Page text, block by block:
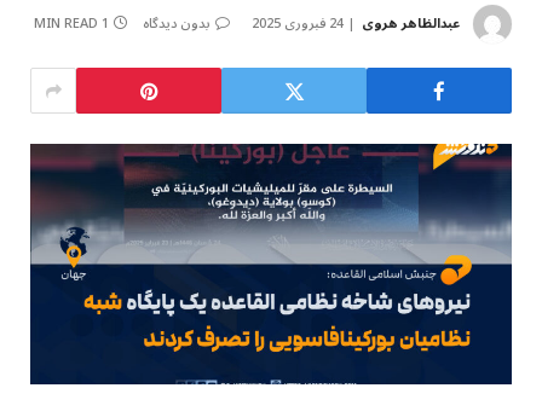
عبدالظاهر هروی 24 فبروری 2025 بدون دیدگاه 1 MIN READ